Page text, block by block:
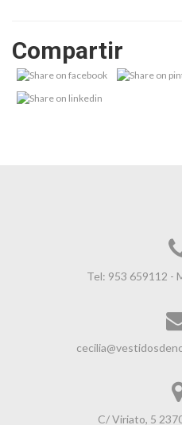
Compartir
Tel: 953 659112 -
C/ Viriato, 5